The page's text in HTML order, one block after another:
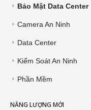
Bảo Mật Data Center
Camera An Ninh
Data Center
Kiểm Soát An Ninh
Phần Mềm
NĂNG LƯỢNG MỚI